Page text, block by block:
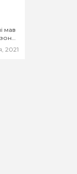
мав
2021